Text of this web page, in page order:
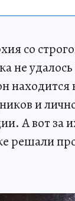
со
не
и
А вот за
решали